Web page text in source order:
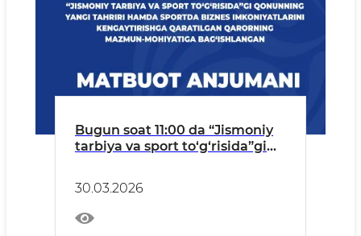
Bugun soat 11:00 da “Jismoniy
tarbiya va sport to‘g‘risida”gi
kengaytirishga qaratilgan
qarorning mazmun-
mohiyatiga bag‘ishlangan
30.03.2026